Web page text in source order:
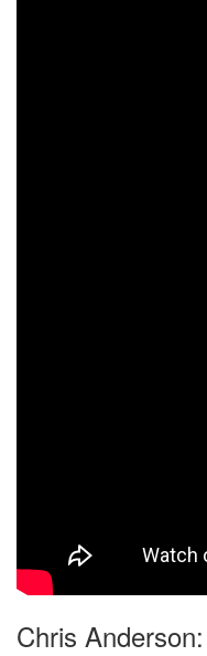
Chris